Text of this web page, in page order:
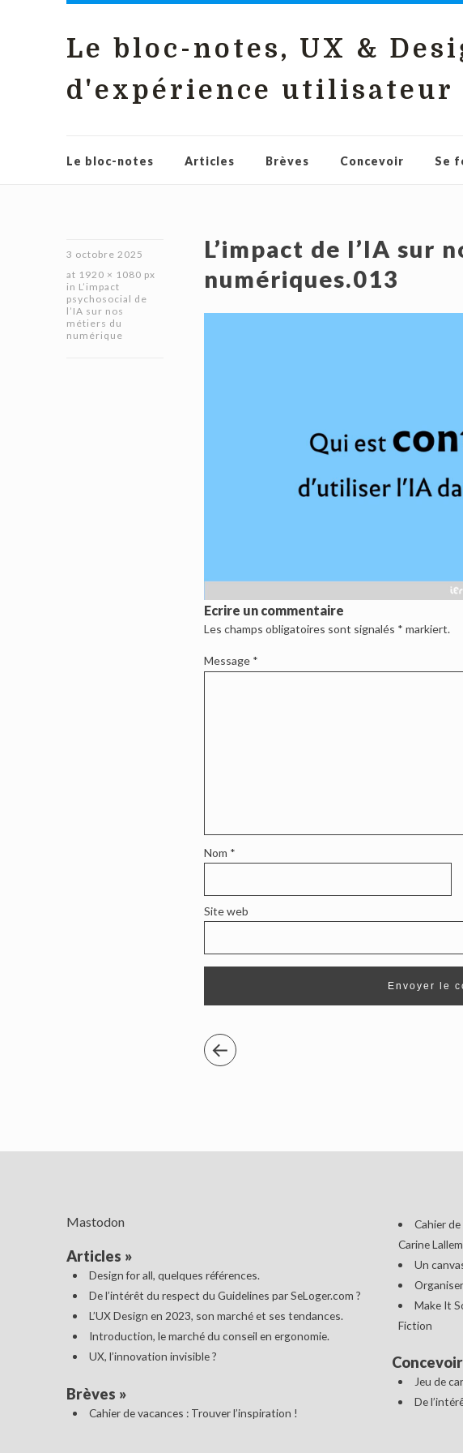
Le bloc-notes, UX &
d'expérience utilisateur
Le bloc-notes Articles Brèves Concevoir Se
3 octobre 2025
at 1920 × 1080 px
in L’impact
psychosocial de
l’IA sur nos
métiers du
numérique
L’impact de l’IA sur
numériques.013
Ecrire un commentaire
Les champs obligatoires sont signalés * markiert.
Message *
Nom *
Site web
Mastodon
Articles »
Design for all, quelques références.
De l’intérêt du respect du Guidelines par SeLoger.com ?
L’UX Design en 2023, son marché et ses tendances.
Introduction, le marché du conseil en ergonomie.
UX, l’innovation invisible ?
Brèves »
Cahier de vacances : Trouver l’inspiration !
Cahier
Carine
Un
Make It
Fiction
Concevoir
Jeu de
De